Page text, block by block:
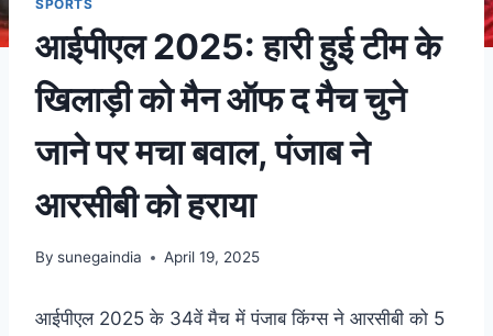
SPORTS
आईपीएल 2025: हारी हुई टीम के
खिलाड़ी को मैन ऑफ द मैच चुने
जाने पर मचा बवाल, पंजाब ने
आरसीबी को हराया
By sunegaindia April 19, 2025
आईपीएल 2025 के 34वें मैच में पंजाब किंग्स ने आरसीबी को 5